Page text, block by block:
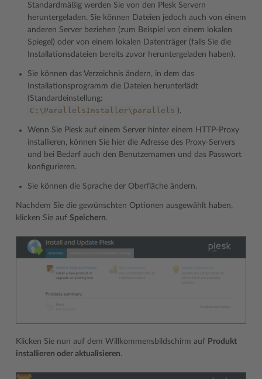
Standardmäßig werden Sie von den Plesk Servern
heruntergeladen. Sie können Dateien jedoch auch von einem
anderen Server beziehen (zum Beispiel von einem lokalen
Spiegel) oder von einem lokalen Datenträger (falls Sie die
Installationsdateien bereits zuvor heruntergeladen haben).
Sie können das Verzeichnis ändern, in dem das
Installationsprogramm die Dateien herunterlädt
(Standardeinstellung:
C:\ParallelsInstaller\parallels ).
Wenn Sie Plesk auf einem Server hinter einem HTTP-Proxy
installieren, können Sie hier die Adresse des Proxy-Servers
und bei Bedarf auch den Benutzernamen und das Passwort
konfigurieren.
Sie können die Sprache der Oberfläche ändern.
Nachdem Sie die gewünschten Optionen ausgewählt haben,
klicken Sie auf Speichern.
Klicken Sie nun auf dem Willkommensbildschirm auf Produkt
installieren oder aktualisieren.